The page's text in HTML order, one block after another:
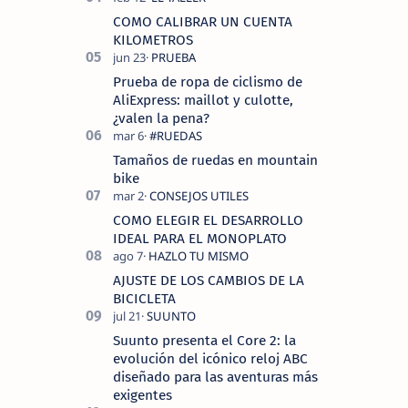
COMO CALIBRAR UN CUENTA
KILOMETROS
Prueba de ropa de ciclismo de
AliExpress: maillot y culotte,
¿valen la pena?
Tamaños de ruedas en mountain
bike
COMO ELEGIR EL DESARROLLO
IDEAL PARA EL MONOPLATO
AJUSTE DE LOS CAMBIOS DE LA
BICICLETA
Suunto presenta el Core 2: la
evolución del icónico reloj ABC
diseñado para las aventuras más
exigentes